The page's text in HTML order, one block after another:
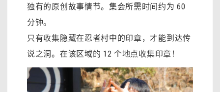
独有的原创故事情节。集会所需时间约为 60
分钟。
只有收集隐藏在忍者村中的印章，才能到达传
说之洞。在该区域的 12 个地点收集印章！